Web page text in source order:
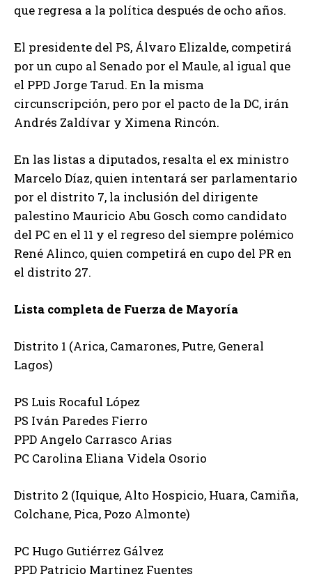
que regresa a la política después de ocho años.
El presidente del PS, Álvaro Elizalde, competirá
por un cupo al Senado por el Maule, al igual que
el PPD Jorge Tarud. En la misma
circunscripción, pero por el pacto de la DC, irán
Andrés Zaldívar y Ximena Rincón.
En las listas a diputados, resalta el ex ministro
Marcelo Díaz, quien intentará ser parlamentario
por el distrito 7, la inclusión del dirigente
palestino Mauricio Abu Gosch como candidato
del PC en el 11 y el regreso del siempre polémico
René Alinco, quien competirá en cupo del PR en
el distrito 27.
Lista completa de Fuerza de Mayoría
Distrito 1 (Arica, Camarones, Putre, General
Lagos)
PS Luis Rocaful López
PS Iván Paredes Fierro
PPD Angelo Carrasco Arias
PC Carolina Eliana Videla Osorio
Distrito 2 (Iquique, Alto Hospicio, Huara, Camiña,
Colchane, Pica, Pozo Almonte)
PC Hugo Gutiérrez Gálvez
PPD Patricio Martinez Fuentes